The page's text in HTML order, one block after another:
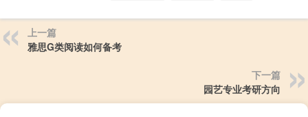
上一篇
雅思G类阅读如何备考
下一篇
园艺专业考研方向